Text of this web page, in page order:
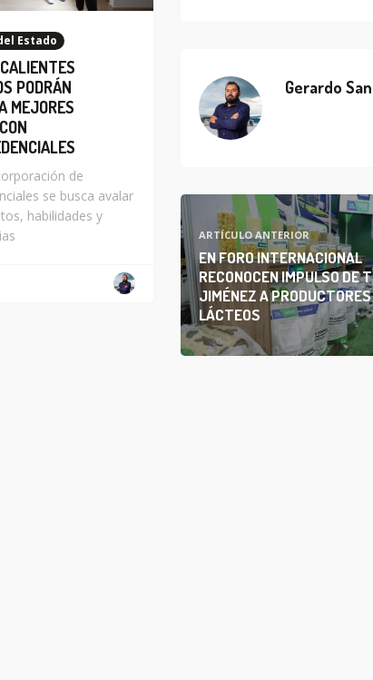
Gerardo
ARTÍCULO ANTERIOR
EN FORO INTERNACIONAL
RECONOCEN IMPULSO DE
JIMÉNEZ A PRODUCTORES
LÁCTEOS
Estado
PODRÁN
MEJORES
de
se busca avalar
habilidades y